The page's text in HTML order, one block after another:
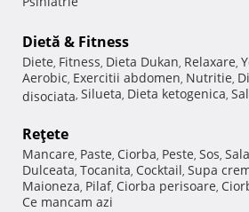
Dietă & Fitness
Diete, Fitness, Dieta Dukan, Relaxare,
Aerobic, Exercitii abdomen, Nutritie,
disociata, Silueta, Dieta ketogenica,
Reţete
Mancare, Paste, Ciorba, Peste, Sos,
Dulceata, Tocanita, Cocktail, Supa
Maioneza, Pilaf, Ciorba perisoare,
Ce mancam azi